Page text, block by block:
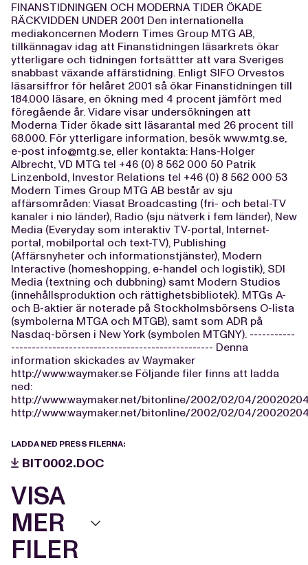
FINANSTIDNINGEN OCH MODERNA TIDER ÖKADE
RÄCKVIDDEN UNDER 2001 Den internationella
mediakoncernen Modern Times Group MTG AB,
tillkännagav idag att Finanstidningen läsarkrets ökar
ytterligare och tidningen fortsättter att vara Sveriges
snabbast växande affärstidning. Enligt SIFO Orvestos
läsarsiffror för helåret 2001 så ökar Finanstidningen till
184.000 läsare, en ökning med 4 procent jämfört med
föregående år. Vidare visar undersökningen att
Moderna Tider ökade sitt läsarantal med 26 procent till
68.000. För ytterligare information, besök www.mtg.se,
e-post info@mtg.se, eller kontakta: Hans-Holger
Albrecht, VD MTG tel +46 (0) 8 562 000 50 Patrik
Linzenbold, Investor Relations tel +46 (0) 8 562 000 53
Modern Times Group MTG AB består av sju
affärsområden: Viasat Broadcasting (fri- och betal-TV
kanaler i nio länder), Radio (sju nätverk i fem länder), New
Media (Everyday som interaktiv TV-portal, Internet-
portal, mobilportal och text-TV), Publishing
(Affärsnyheter och informationstjänster), Modern
Interactive (homeshopping, e-handel och logistik), SDI
Media (textning och dubbning) samt Modern Studios
(innehållsproduktion och rättighetsbibliotek). MTGs A-
och B-aktier är noterade på Stockholmsbörsens O-lista
(symbolerna MTGA och MTGB), samt som ADR på
Nasdaq-börsen i New York (symbolen MTGNY). -----------
------------------------------------------------- Denna
information skickades av Waymaker
http://www.waymaker.se Följande filer finns att ladda
ned:
http://www.waymaker.net/bitonline/2002/02/04/
http://www.waymaker.net/bitonline/2002/02/04/
LADDA NED PRESS FILERNA:
BIT0002.DOC
VISA
MER
FILER